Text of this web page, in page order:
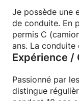
Je possède une
de conduite. En
permis C
ans. La conduite
Expérience /
Passionné par
distingue